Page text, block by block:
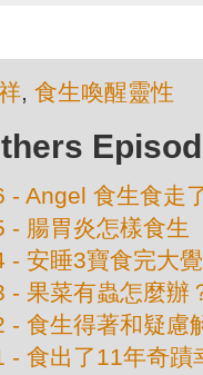
, 食生喚醒靈性
- Angel 食生食走
- 腸胃炎怎樣食生
- 安睡3寶食完大
- 果菜有蟲怎麼辦
- 食生得著和疑慮
- 食出了11年奇蹟